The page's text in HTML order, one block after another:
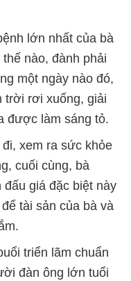
lớn nhất của bà
nào, đành phải
một ngày nào đó,
trời rơi xuống, giải
được làm sáng tỏ.
xem ra sức khỏe
cuối cùng, bà
giá đặc biệt này
tài sản của bà và
triển lãm chuẩn
đàn ông lớn tuổi